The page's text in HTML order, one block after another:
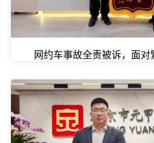
网约车事故全责被诉，面对